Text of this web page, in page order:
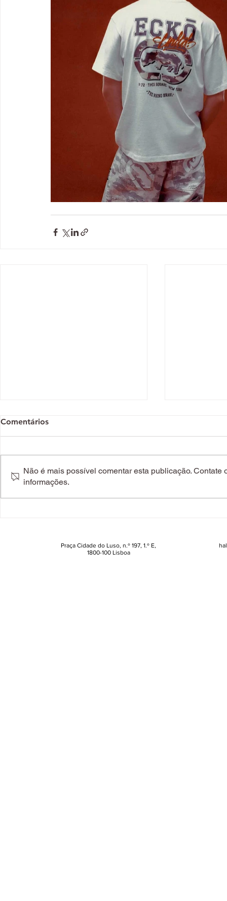
Back to Office. O armário
PUMA e
Comentários
Não é mais possível comentar esta publicação. Contate
informações.
Praça Cidade do Luso, n.º 197, 1.º E,
1800-100 Lisboa